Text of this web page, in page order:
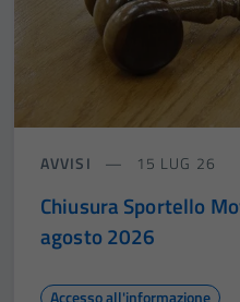
AVVISI 15 LUG 26
Chiusura Sportello
agosto 2026
Accesso all'informazione